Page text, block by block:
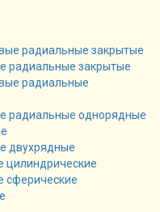
радиальные закрытые
радиальные однорядные
двухрядные
цилиндрические
сферические